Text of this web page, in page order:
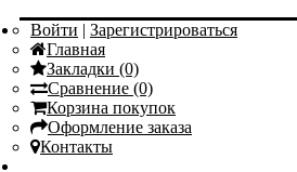
Войти | Зарегистрироваться
Главная
Закладки (0)
Сравнение (0)
Корзина покупок
Оформление заказа
Контакты